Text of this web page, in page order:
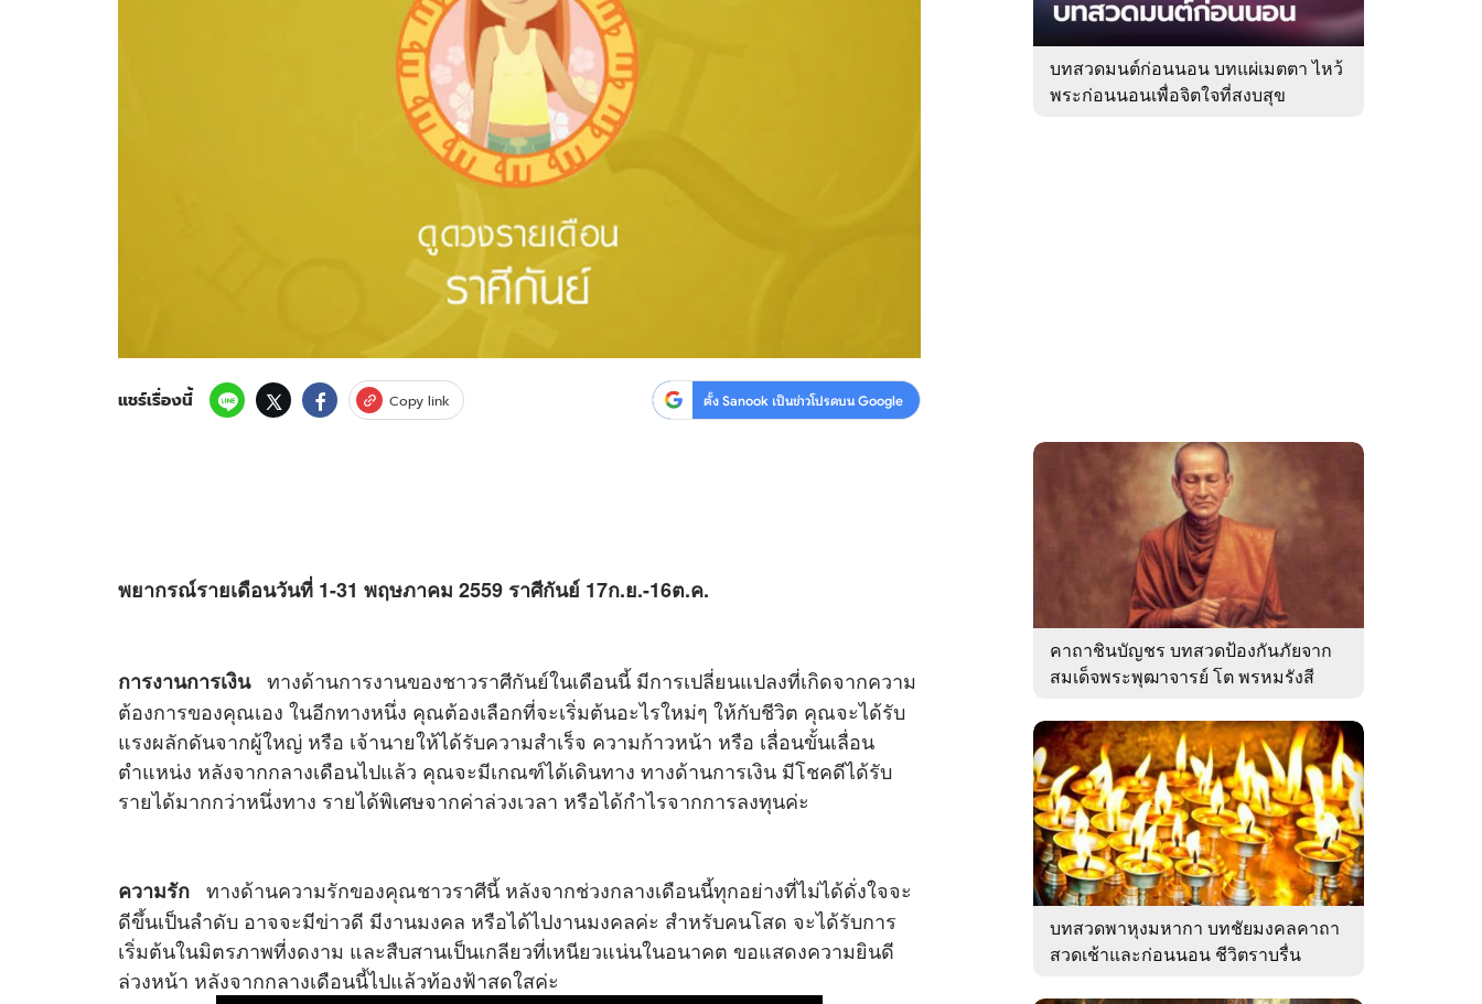
ติดตามสนุกโซเชียลได้ที่
แชร์เรื่องนี้ Copy link ตั้ง Sanook เป็นข่าวโปรดบน Google
พยากรณ์รายเดือนวันที่ 1-31 พฤษภาคม 2559 ราศีกันย์ 17ก.ย.-16ต.ค.
การงานการเงินทางด้านการงานของชาวราศีกันย์ในเดือนนี้ มีการเปลี่ยนแปลงที่เกิดจากความ
ต้องการของคุณเอง ในอีกทางหนึ่ง คุณต้องเลือกที่จะเริ่มต้นอะไรใหม่ๆ ให้กับชีวิต คุณจะได้รับ
แรงผลักดันจากผู้ใหญ่ หรือ เจ้านายให้ได้รับความสำเร็จ ความก้าวหน้า หรือ เลื่อนขั้นเลื่อน
ตำแหน่ง หลังจากกลางเดือนไปแล้ว คุณจะมีเกณฑ์ได้เดินทาง ทางด้านการเงิน มีโชคดีได้รับ
รายได้มากกว่าหนึ่งทาง รายได้พิเศษจากค่าล่วงเวลา หรือได้กำไรจากการลงทุนค่ะ
ความรัก ทางด้านความรักของคุณชาวราศีนี้ หลังจากช่วงกลางเดือนนี้ทุกอย่างที่ไม่ได้ดั่งใจจะ
ดีขึ้นเป็นลำดับ อาจจะมีข่าวดี มีงานมงคล หรือได้ไปงานมงคลค่ะ สำหรับคนโสด จะได้รับการ
เริ่มต้นในมิตรภาพที่งดงาม และสืบสานเป็นเกลียวที่เหนียวแน่นในอนาคต ขอแสดงความยินดี
ล่วงหน้า หลังจากกลางเดือนนี้ไปแล้วท้องฟ้าสดใสค่ะ
บทสวดมนต์ก่อนนอน บทแผ่เมตตา ไหว้
พระก่อนนอนเพื่อจิตใจที่สงบสุข
คาถาชินบัญชร บทสวดป้องกันภัยจาก
สมเด็จพระพุฒาจารย์ โต พรหมรังสี
บทสวดพาหุงมหากา บทชัยมงคลคาถา
สวดเช้าและก่อนนอน ชีวิตราบรื่น